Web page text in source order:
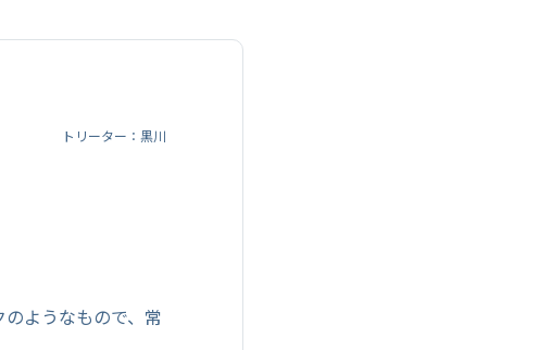
トリーター：黒川
ようなもので、常